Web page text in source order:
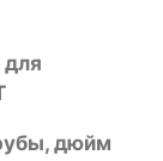
дюйм